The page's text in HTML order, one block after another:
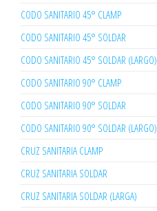
CODO SANITARIO 45° CLAMP
CODO SANITARIO 45° SOLDAR
CODO SANITARIO 45° SOLDAR (LARGO)
CODO SANITARIO 90° CLAMP
CODO SANITARIO 90° SOLDAR
CODO SANITARIO 90° SOLDAR (LARGO)
CRUZ SANITARIA CLAMP
CRUZ SANITARIA SOLDAR
CRUZ SANITARIA SOLDAR (LARGA)